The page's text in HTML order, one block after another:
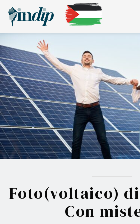
Foto(voltaico)
Con